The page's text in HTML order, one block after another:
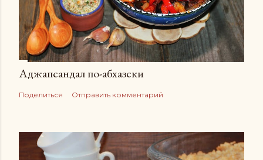
Аджапсандал по-абхазски
Поделиться Отправить комментарий